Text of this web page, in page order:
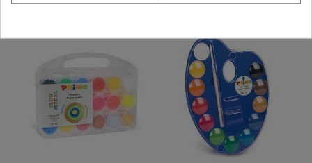
También podría interesarle